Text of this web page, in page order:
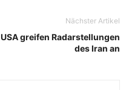
Nächster Artikel
USA greifen Radarstellungen
des Iran an